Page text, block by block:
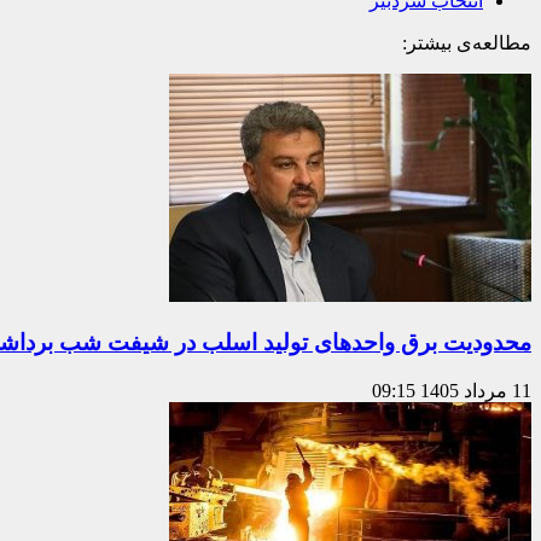
مطالعه‌ی بیشتر:
محدودیت برق واحدهای تولید اسلب در شیفت شب
11 مرداد 1405 09:15